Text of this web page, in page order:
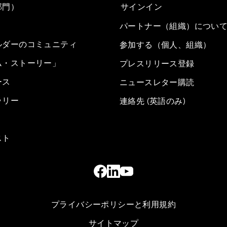
）
ーのコミュニティ
ストーリー」
リー
サインイン
パートナー（組織）につい
参加する（個人、組織）
プレスリリース登録
ニュースレター購読
連絡先 (英語のみ)
プライバシーポリシーと利用規約
サイトマップ